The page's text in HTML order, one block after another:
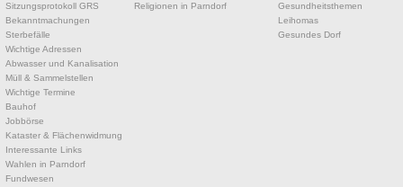
Sitzungsprotokoll GRS
Bekanntmachungen
Sterbefälle
Wichtige Adressen
Abwasser und Kanalisation
Müll & Sammelstellen
Wichtige Termine
Bauhof
Jobbörse
Kataster & Flächenwidmung
Interessante Links
Wahlen in Parndorf
Fundwesen
Religionen in Parndorf
Gesundheitsthemen
Leihomas
Gesundes Dorf